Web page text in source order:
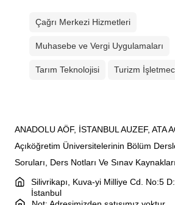
Çağrı Merkezi Hizmetleri
Muhasebe ve Vergi Uygulamaları
Tarım Teknolojisi Turizm
ANADOLU AÖF, İSTANBUL AUZEF, ATA
Açıköğretim Üniversitelerinin Bölüm
Soruları, Ders Notları Ve Sınav
Silivrikapı, Kuva-yi Milliye Cd. No:5
İstanbul